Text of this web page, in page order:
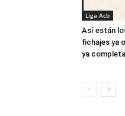
Liga Acb
Así están
fichajes ya
ya